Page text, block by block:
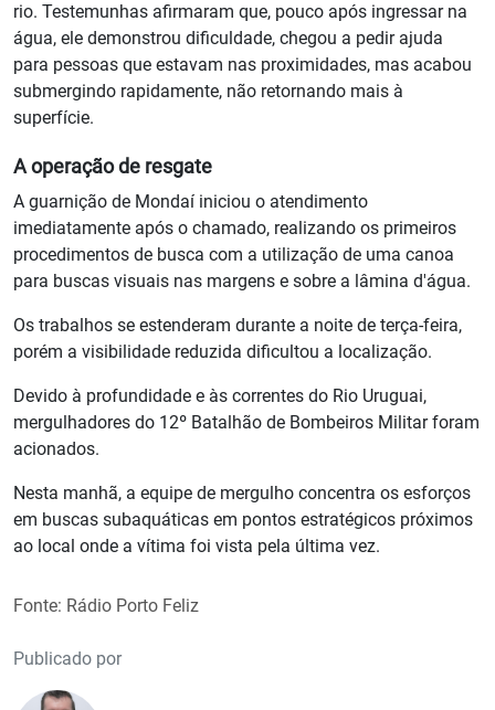
rio. Testemunhas afirmaram que, pouco após ingressar na
água, ele demonstrou dificuldade, chegou a pedir ajuda
para pessoas que estavam nas proximidades, mas acabou
submergindo rapidamente, não retornando mais à
superfície.
A operação de resgate
A guarnição de Mondaí iniciou o atendimento
imediatamente após o chamado, realizando os primeiros
procedimentos de busca com a utilização de uma canoa
para buscas visuais nas margens e sobre a lâmina d'água.
Os trabalhos se estenderam durante a noite de terça-feira,
porém a visibilidade reduzida dificultou a localização.
Devido à profundidade e às correntes do Rio Uruguai,
mergulhadores do 12º Batalhão de Bombeiros Militar foram
acionados.
Nesta manhã, a equipe de mergulho concentra os esforços
em buscas subaquáticas em pontos estratégicos próximos
ao local onde a vítima foi vista pela última vez.
Fonte: Rádio Porto Feliz
Publicado por